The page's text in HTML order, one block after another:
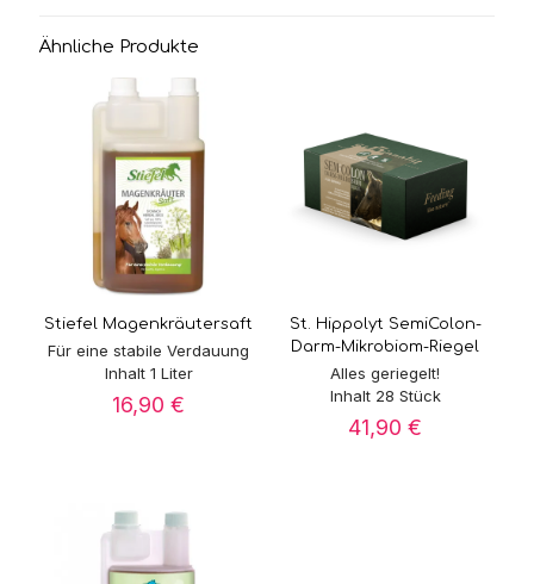
Ähnliche Produkte
Stiefel Magenkräutersaft
Für eine stabile Verdauung
Inhalt 1 Liter
16,90€
St. Hippolyt SemiColon-
Darm-Mikrobiom-Riegel
Alles geriegelt!
Inhalt 28 Stück
41,90€